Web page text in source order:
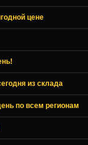
цене
из склада
по всем регионам